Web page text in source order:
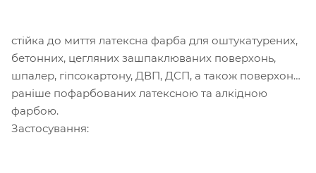
стійка до миття латексна фарба для оштукатурених,
бетонних, цегляних зашпаклюваних поверхонь,
шпалер, гіпсокартону, ДВП, ДСП, а також поверхонь,
раніше пофарбованих латексною та алкідною
фарбою.
Застосування: